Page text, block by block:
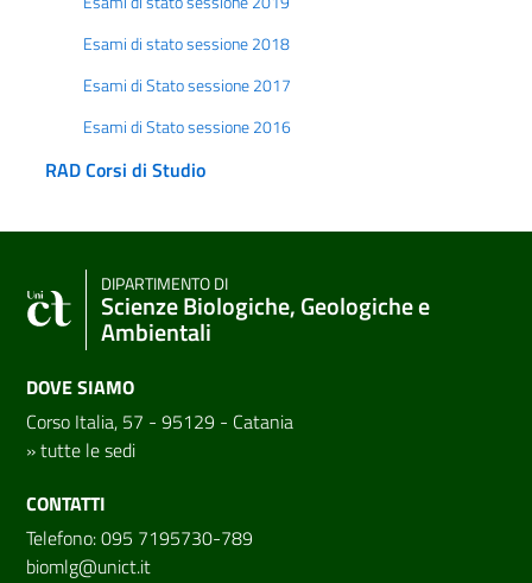
Esami di stato sessione 2018
Esami di Stato sessione 2017
Esami di Stato sessione 2016
RAD Corsi di Studio
DIPARTIMENTO DI
Scienze Biologiche, Geologiche e
Ambientali
DOVE SIAMO
Corso Italia, 57 - 95129 - Catania
»tutte le sedi
CONTATTI
Telefono: 095 7195730-789
biomlg@unict.it